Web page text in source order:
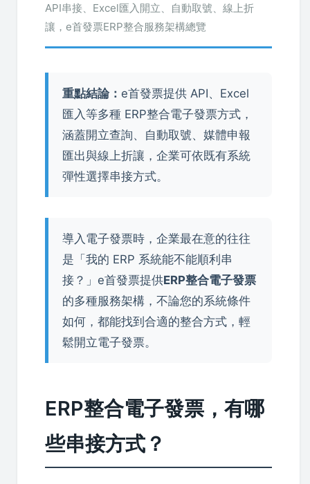
API串接、Excel匯入開立、自動取號、線上折
讓，e首發票ERP整合服務架構總覽
重點結論： e首發票提供 API、Excel
匯入等多種 ERP整合電子發票方式，
涵蓋開立查詢、自動取號、媒體申報
匯出與線上折讓，企業可依既有系統
彈性選擇串接方式。
導入電子發票時，企業最在意的往往
是「我的 ERP 系統能不能順利串
接？」e首發票提供ERP整合電子發票
的多種服務架構，不論您的系統條件
如何，都能找到合適的整合方式，輕
鬆開立電子發票。
ERP整合電子發票，有哪
些串接方式？